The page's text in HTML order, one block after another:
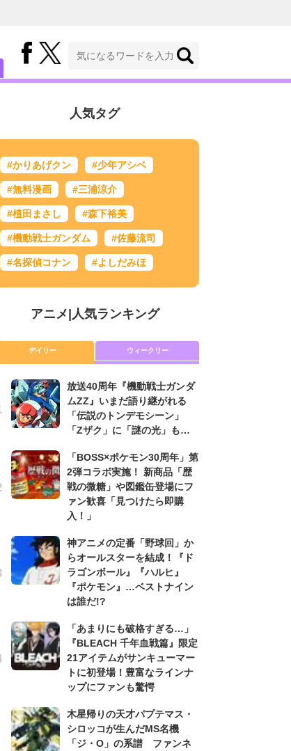
人気タグ
#かりあげクン #少年アシベ
#無料漫画 #三浦涼介
#植田まさし #森下裕美
#機動戦士ガンダム #佐藤流司
#名探偵コナン #よしだみほ
アニメ| 人気ランキング
デイリー ウィークリー
放送40周年『機動戦士ガンダ
ムZZ』いまだ語り継がれる
「伝説のトンデモシーン」
「Zザク」に「謎の光」も…
「BOSS×ポケモン30周年」第
2弾コラボ実施！ 新商品「歴
戦の微糖」や図鑑缶登場にフ
ァン歓喜「見つけたら即購
入！」
神アニメの定番「野球回」か
らオールスターを結成！『ド
ラゴンボール』『ハルヒ』
『ポケモン』…ベストナイン
は誰だ!?
「あまりにも破格すぎる…」
『BLEACH 千年血戦篇』限定
21アイテムがサンキューマー
トに初登場！豊富なラインナ
ップにファンも驚愕
木星帰りの天才パプテマス・
シロッコが生んだMS名機
「ジ・O」の系譜 ファンネ